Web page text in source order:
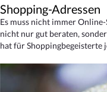
Shopping-Adressen
Es muss nicht immer
nicht nur gut beraten,
hat für Shoppingbegeisterte